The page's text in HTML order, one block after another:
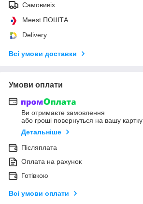
Самовивіз
Meest ПОШТА
Delivery
Всі умови доставки
Умови оплати
Ви отримаєте замовлення
або гроші повернуться на вашу картку
Детальніше
Післяплата
Оплата на рахунок
Готівкою
Всі умови оплати